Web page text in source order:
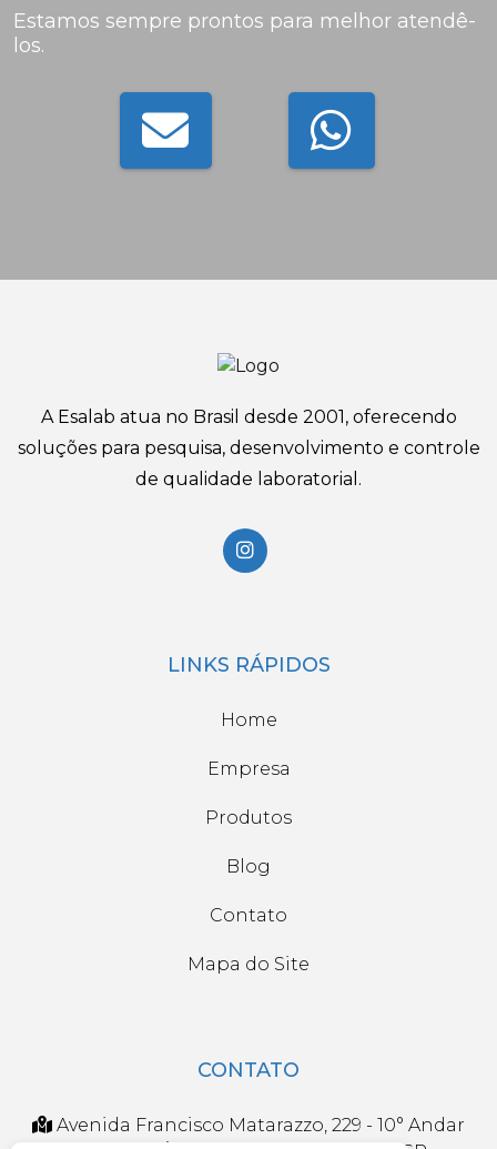
Estamos sempre prontos para melhor atendê-
los.
A Esalab atua no Brasil desde 2001, oferecendo
soluções para pesquisa, desenvolvimento e controle
de qualidade laboratorial.
LINKS RÁPIDOS
Home
Empresa
Produtos
Blog
Contato
Mapa do Site
CONTATO
Avenida Francisco Matarazzo, 229 - 10° Andar